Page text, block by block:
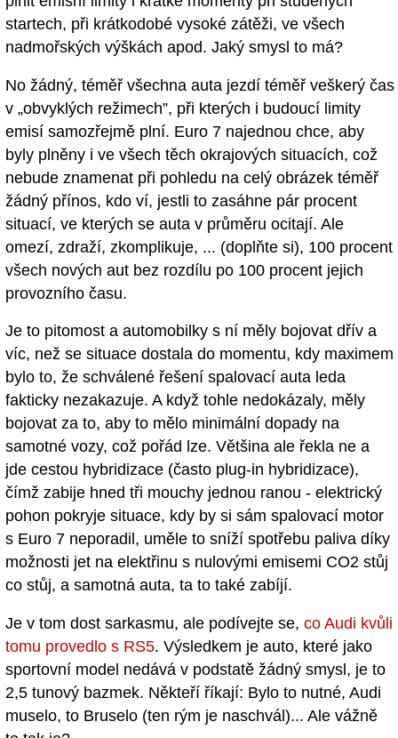
startech, při krátkodobé vysoké zátěži, ve všech
nadmořských výškách apod. Jaký smysl to má?
No žádný, téměř všechna auta jezdí téměř veškerý čas
v „obvyklých režimech”, při kterých i budoucí limity
emisí samozřejmě plní. Euro 7 najednou chce, aby
byly plněny i ve všech těch okrajových situacích, což
nebude znamenat při pohledu na celý obrázek téměř
žádný přínos, kdo ví, jestli to zasáhne pár procent
situací, ve kterých se auta v průměru ocitají. Ale
omezí, zdraží, zkomplikuje, ... (doplňte si), 100 procent
všech nových aut bez rozdílu po 100 procent jejich
provozního času.
Je to pitomost a automobilky s ní měly bojovat dřív a
víc, než se situace dostala do momentu, kdy maximem
bylo to, že schválené řešení spalovací auta leda
fakticky nezakazuje. A když tohle nedokázaly, měly
bojovat za to, aby to mělo minimální dopady na
samotné vozy, což pořád lze. Většina ale řekla ne a
jde cestou hybridizace (často plug-in hybridizace),
čímž zabije hned tři mouchy jednou ranou - elektrický
pohon pokryje situace, kdy by si sám spalovací motor
s Euro 7 neporadil, uměle to sníží spotřebu paliva díky
možnosti jet na elektřinu s nulovými emisemi CO2 stůj
co stůj, a samotná auta, ta to také zabíjí.
Je v tom dost sarkasmu, ale podívejte se, co Audi kvůli
tomu provedlo s RS5. Výsledkem je auto, které jako
sportovní model nedává v podstatě žádný smysl, je to
2,5 tunový bazmek. Někteří říkají: Bylo to nutné, Audi
muselo, to Bruselo (ten rým je naschvál)... Ale vážně